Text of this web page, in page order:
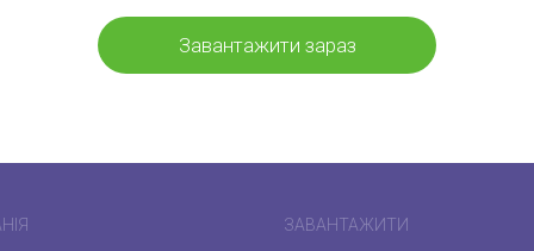
Завантажити зараз
ЗАВАНТАЖИТИ